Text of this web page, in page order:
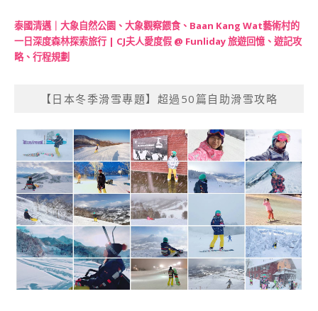
泰國清邁｜大象自然公園、大象觀察餵食、Baan Kang Wat藝術村的
一日深度森林探索旅行 | CJ夫人愛度假 @ Funliday 旅遊回憶、遊記攻
略、行程規劃
【日本冬季滑雪專題】超過50篇自助滑雪攻略